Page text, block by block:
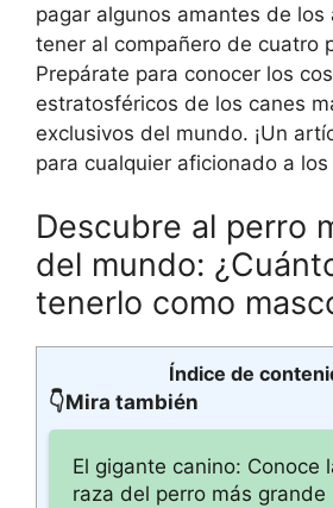
pagar algunos amantes de los
tener al compañero de cuatro
Prepárate para conocer los
estratosféricos de los canes
exclusivos del mundo. ¡Un
para cualquier aficionado a los
Descubre al perro
del mundo:
tenerlo como
Índice de
👇Mira también
El gigante canino: Conoce
raza del perro más grande